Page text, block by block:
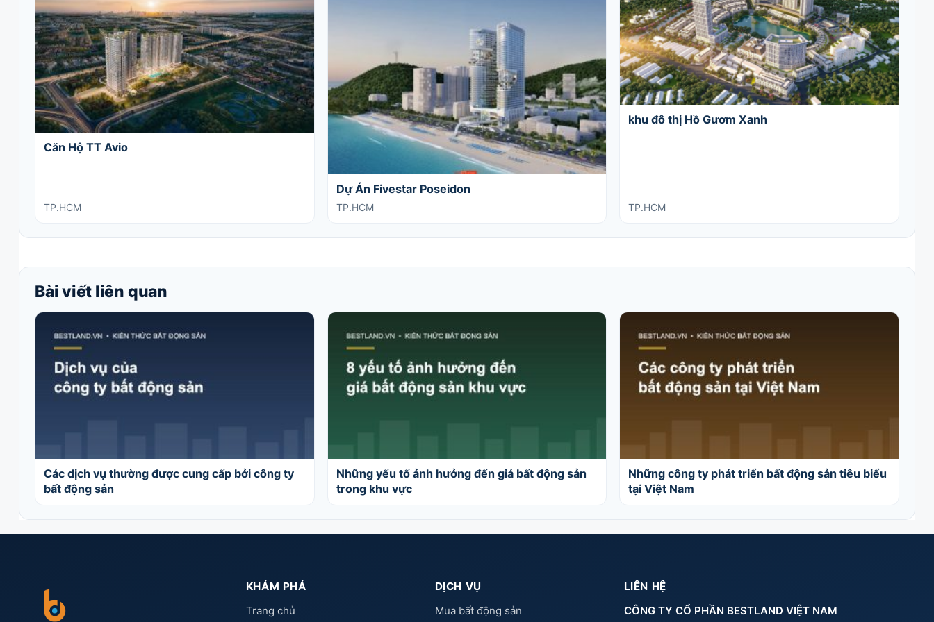
Căn Hộ TT Avio
TP.HCM
Dự Án Fivestar Poseidon
TP.HCM
khu đô thị Hồ Gươm Xanh
TP.HCM
Bài viết liên quan
Các dịch vụ thường được cung cấp bởi công ty
bất động sản
Những yếu tố ảnh hưởng đến giá bất động sản
trong khu vực
Những công ty phát triển bất động sản tiêu biểu
tại Việt Nam
KHÁM PHÁ
Trang chủ
DỊCH VỤ
Mua bất động sản
LIÊN HỆ
CÔNG TY CỔ PHẦN BESTLAND VIỆT NAM